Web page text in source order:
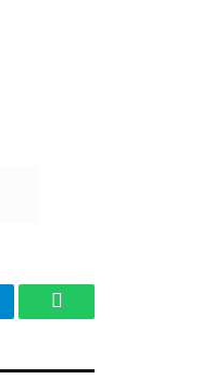
WhatsApp